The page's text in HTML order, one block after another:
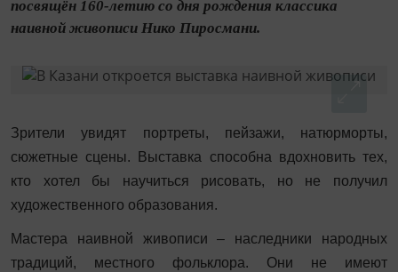
посвящён 160-летию со дня рождения классика
наивной живописи Нико Пиросмани.
Зрители увидят портреты, пейзажи, натюрморты,
сюжетные сцены. Выставка способна вдохновить тех,
кто хотел бы научиться рисовать, но не получил
художественного образования.
Мастера наивной живописи – наследники народных
традиций, местного фольклора. Они не имеют